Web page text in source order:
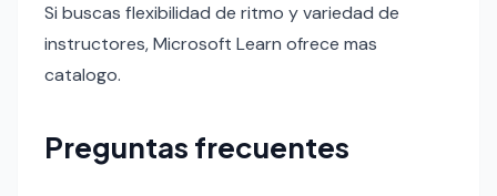
Si buscas flexibilidad de ritmo y variedad de
instructores, Microsoft Learn ofrece mas
catalogo.
Preguntas frecuentes